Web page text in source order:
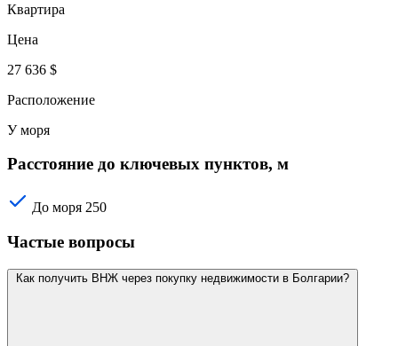
Квартира
Цена
27 636 $
Расположение
У моря
Расстояние до ключевых пунктов, м
До моря 250
Частые вопросы
Как получить ВНЖ через покупку недвижимости в Болгарии?